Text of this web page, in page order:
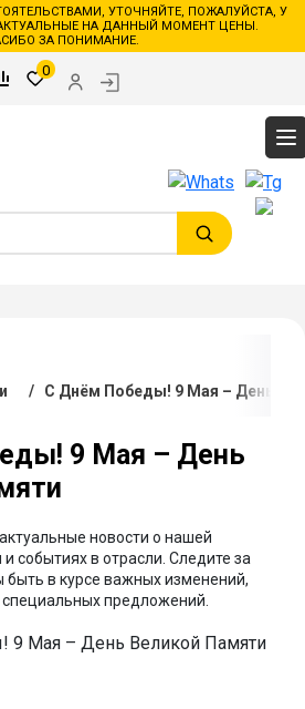
УТОЧНЯЙТЕ, ПОЖАЛУЙСТА, У
НА ДАННЫЙ МОМЕНТ ЦЕНЫ.
ЗА ПОНИМАНИЕ.
0
/ С Днём Победы! 9 Мая – День
9 Мая – День
новости о нашей
событиях в отрасли. Следите за
в курсе важных изменений,
предложений.